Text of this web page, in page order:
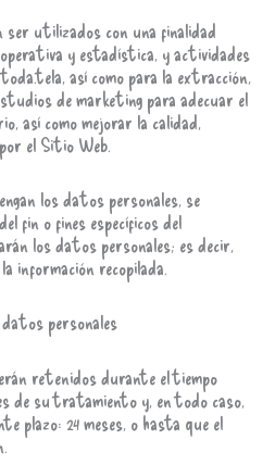
ser utilizados con una finalidad
operativa y estadística, y actividades
así como para la extracción,
de marketing para adecuar el
así como mejorar la calidad,
el Sitio Web.
los datos personales, se
fin o fines específicos del
los datos personales; es decir,
información recopilada.
personales
retenidos durante el tiempo
de su tratamiento y, en todo caso,
plazo: 24 meses, o hasta que el